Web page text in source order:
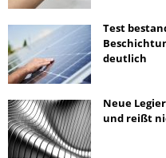
Test
deutlich
Neue
und reißt